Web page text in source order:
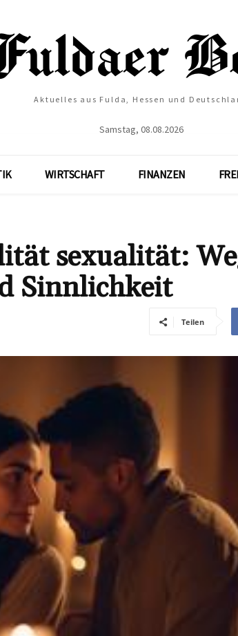
Aktuelles aus Fulda, Hessen und
Samstag, 08.08.2026
WIRTSCHAFT FINANZEN
sexualität:
Sinnlichkeit
Teilen